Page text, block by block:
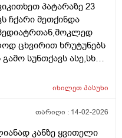
პატარაზე 23
ჩქარი მეთქინდა
ცხვირით ხრუტუნებს
სუნთქავს ასე,სხვა
სიმილაკ გოლდ 1.
არ დაიძინა,90
იხილეთპასუხი
თარიღი : 14-02-2026
კანზე ყვითელი